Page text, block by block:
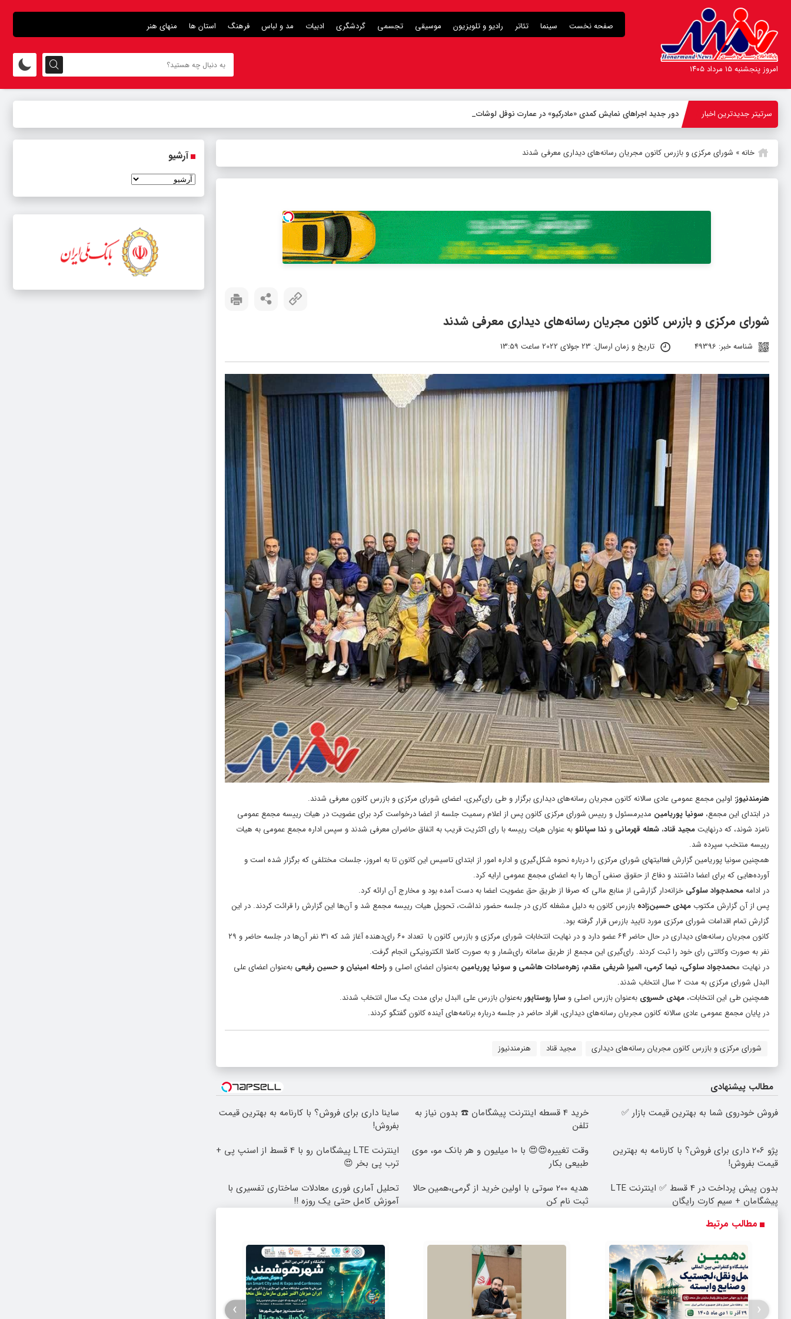
صفحه نخست سینما تئاتر رادیو و تلویزیون موسیقی تجسمی گردشگری ادبیات مد و لباس فرهنگ استان ها منهای هنر
امروز پنجشنبه ۱۵ مرداد ۱۴۰۵
سرتیتر جدیدترین اخبار دور جدید اجراهای نمایش کمدی «مادرکیو» در عمارت نوفل لوشاتو/ بازیگران معرفی ش
خانه» شورای مرکزی و بازرس کانون مجریان رسانه‌های دیداری معرفی شدند
شورای مرکزی و بازرس کانون مجریان رسانه‌های دیداری معرفی شدند
شناسه خبر: 49396 تاریخ و زمان ارسال: 23 جولای 2022 ساعت 13:59
هنرمندنیوز: اولین مجمع عمومی عادی سالانه کانون مجریان رسانه‌های دیداری برگزار و طی رای‌گیری، اعضای شورای مرکزی و بازرس کانون معرفی شدند.
در ابتدای این مجمع، سونیا پوریامین مدیرمسئول و رییس شورای مرکزی کانون پس از اعلام رسمیت جلسه از اعضا درخواست کرد برای عضویت در هیات رییسه مجمع عمومی
نامزد شوند، که درنهایتمجید قناد، شعله قهرمانی و ندا سپانلو به عنوان هیات رییسه با رای اکثریت قریب به اتفاق حاضران معرفی شدند و سپس اداره مجمع عمومی به هیات
رییسه منتخب سپرده شد.
همچنین سونیا پوریامین گزارش‌ فعالیتهای شورای مرکزی را درباره نحوه شکل‌گیری و اداره امور از ابتدای تاسیس این کانون تا به امروز، جلسات مختلفی که برگزار شده است و
آورده‌هایی که برای اعضا داشتند و دفاع از حقوق صنفی آن‌ها را به اعضای مجمع عمومی ارایه کرد.
در ادامهمحمدجواد سلوکی خزانه‌دار گزارشی از منابع مالی که صرفا از طریق حق عضویت اعضا به دست آمده بود و مخارج آن ارائه کرد.
پس از آن گزارش مکتوب مهدی حسین‌زاده بازرس کانون به دلیل مشغله کاری در جلسه حضور نداشت، تحویل هیات رییسه مجمع شد و آن‌ها این‌ گزارش را قرائت کردند. در این
گزارش تمام اقدامات شورای مرکزی مورد تایید بازرس قرار گرفته بود.
کانون مجریان رسانه‌های دیداری در حال حاضر ۶۴ عضو دارد و در نهایت انتخابات شورای مرکزی و بازرس کانون با تعداد ۶۰ رای‌دهنده آغاز شد که ۳۱ نفر آن‌ها در جلسه حاضر و ۲۹
نفر به صورت وکالتی رای خود را ثبت کردند. رای‌گیری این مجمع از طریق سامانه رای‌شمار و به صورت کاملا الکترونیکی انجام گرفت.
در نهایت محمدجواد سلوکی، نیما کرمی، المیرا شریفی مقدم، زهره‌سادات هاشمی و سونیا پوریامین به‌عنوان اعضای اصلی و راحله امینیان و حسین رفیعی به‌عنوان اعضای علی
البدل شورای مرکزی به مدت ۲ سال انتخاب شدند.
همچنین طی این انتخابات، مهدی خسروی به‌عنوان بازرس اصلی و سارا روستاپوربه‌عنوان بازرس علی البدل برای مدت یک سال انتخاب شدند.
در پایان مجمع عمومی عادی سالانه کانون مجریان رسانه‌های دیداری، افراد حاضر در جلسه درباره برنامه‌های آینده کانون گفتگو کردند.
شورای مرکزی و بازرس کانون مجریان رسانه‌های دیداری مجید قناد هنرمندنیوز
مطالب پیشنهادی
فروش خودروی شما به بهترین قیمت بازار ✅
خرید 4 قسطه اینترنت پیشگامان ☎️ بدون نیاز به
تلفن
ساینا داری برای فروش؟ با کارنامه به بهترین قیمت
بفروش!
پژو 206 داری برای فروش؟ با کارنامه به بهترین
قیمت بفروش!
وقت تغییره😍😍 با 10 میلیون و هر بانک مو، موی
طبیعی بکار
اینترنت LTE پیشگامان رو با 4 قسط از اسنپ پی +
ترب پی بخر 😍
بدون پیش پرداخت در 4 قسط ✅ اینترنت LTE
پیشگامان + سیم کارت رایگان
هدیه 200 سوتی با اولین خرید از گرمی،همین حالا
ثبت نام کن
تحلیل آماری فوری معادلات ساختاری تفسیری با
آموزش کامل حتی یک روزه !!
مطالب مرتبط
‹
›
آرشیو